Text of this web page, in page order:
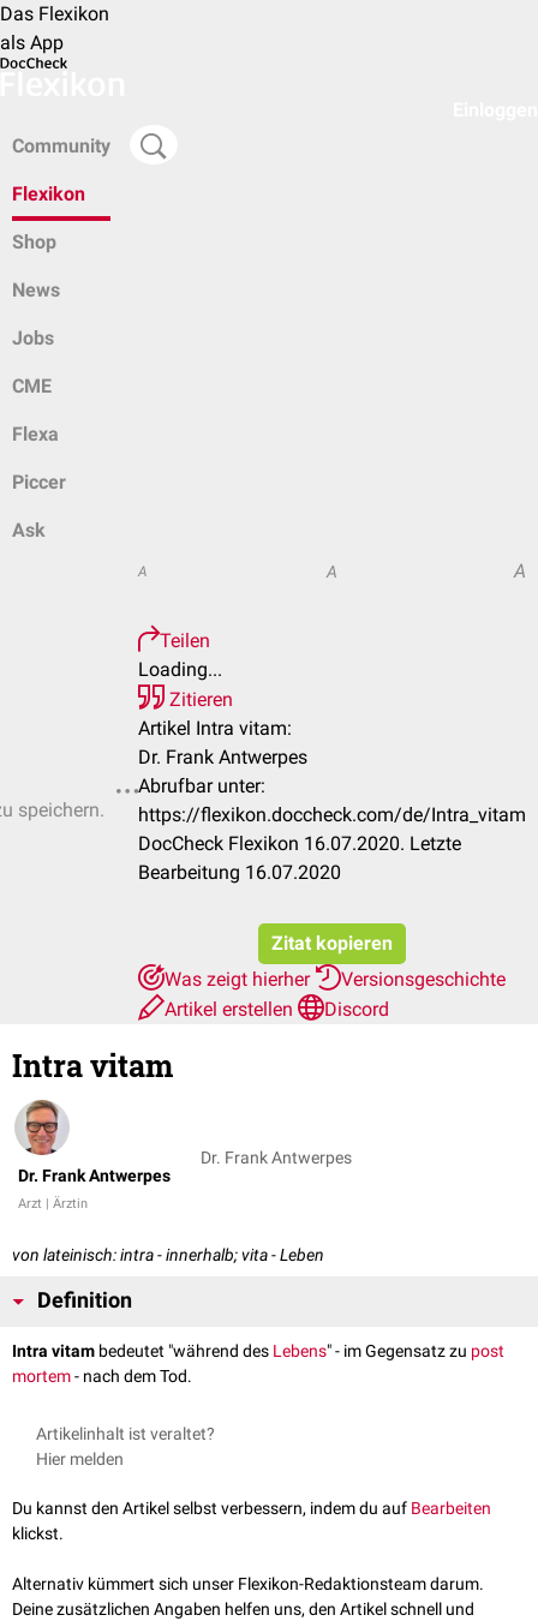
Das Flexikon
als App
Community
Flexikon
Shop
News
Jobs
CME
Flexa
Piccer
Ask
speichern.
A A A
Teilen
Loading...
Zitieren
Artikel Intra vitam:
Dr. Frank Antwerpes
Abrufbar unter:
https://flexikon.doccheck.com/de/Intra_vitam
DocCheck Flexikon 16.07.2020. Letzte
Bearbeitung 16.07.2020
Zitat kopieren
Was zeigt hierher
Versionsgeschichte
Artikel erstellen
Discord
Intra vitam
Dr. Frank Antwerpes
Arzt | Ärztin
Dr. Frank Antwerpes
von lateinisch: intra - innerhalb; vita - Leben
Definition
Intra vitam bedeutet "während des Lebens" - im Gegensatz zu post
mortem- nach dem Tod.
Artikelinhalt ist veraltet?
Hier melden
Du kannst den Artikel selbst verbessern, indem du auf Bearbeiten
klickst.
Alternativ kümmert sich unser Flexikon-Redaktionsteam darum.
Deine zusätzlichen Angaben helfen uns, den Artikel schnell und